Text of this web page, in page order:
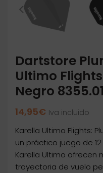
Dartstore
Ultimo Flights
Negro 8355.01
14,95€ Iva incluido
Karella Ultimo Flights:
un práctico juego de
Karella Ultimo ofrecen
trayectoria de vuelo